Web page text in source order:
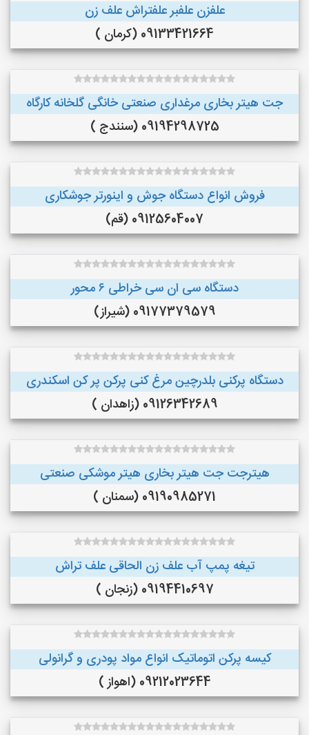
علفزن علفبر علفتراش علف زن
09133421664 (کرمان )
جت هیتر بخاری مرغداری صنعتی خانگی گلخانه کارگاه
09194298725 (سنندج )
فروش انواع دستگاه جوش و اینورتر جوشکاری
09125604007 (قم)
دستگاه سی ان سی خراطی ۶ محور
09177379579 (شیراز)
دستگاه پرکنی بلدرچین مرغ کنی پرکن پر کن اسکندری
09126342689 (زاهدان )
هیترجت جت هیتر بخاری هیتر موشکی صنعتی
09190985271 (سمنان )
تیغه پمپ آب علف زن الحاقی علف تراش
09194410697 (زنجان )
کیسه پرکن اتوماتیک انواع مواد پودری و گرانولی
09212023644 (اهواز )